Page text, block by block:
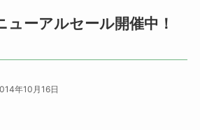
ューアルセール開催中！
年10月16日